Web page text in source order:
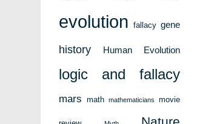
evolution fallacy gene
history Human Evolution
logic and fallacy
mars math mathematicians movie